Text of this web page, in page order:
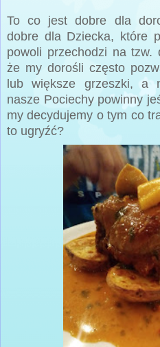
To co jest dobre dla
dobre dla Dziecka, które
powoli przechodzi na tzw.
że my dorośli często
lub większe grzeszki, a
nasze Pociechy powinny
my decydujemy o tym co
to ugryźć?